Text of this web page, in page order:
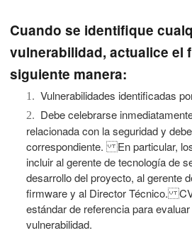
Cuando se identifique
vulnerabilidad, actualice el
siguiente manera:
1. Vulnerabilidades identificadas
2. Debe celebrarse
relacionada con la seguridad y
correspondiente.
En particular,
incluir al gerente de tecnología de
desarrollo del proyecto, al gerente
firmware y al Director Técnico.
estándar de referencia para
vulnerabilidad.